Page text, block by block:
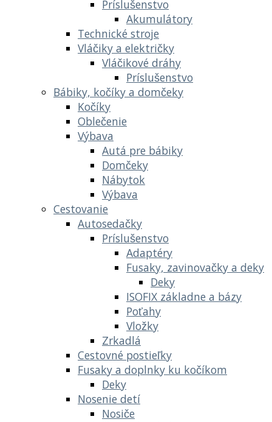
Príslušenstvo
Akumulátory
Technické stroje
Vláčiky a električky
Vláčikové dráhy
Príslušenstvo
Bábiky, kočíky a domčeky
Kočíky
Oblečenie
Výbava
Autá pre bábiky
Domčeky
Nábytok
Výbava
Cestovanie
Autosedačky
Príslušenstvo
Adaptéry
Fusaky, zavinovačky a deky
Deky
ISOFIX základne a bázy
Poťahy
Vložky
Zrkadlá
Cestovné postieľky
Fusaky a doplnky ku kočíkom
Deky
Nosenie detí
Nosiče